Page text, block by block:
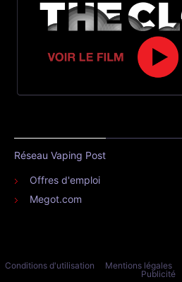
Réseau Vaping Post
Offres d'emploi
Megot.com
Conditions d'utilisation Mentions légales
Publicité